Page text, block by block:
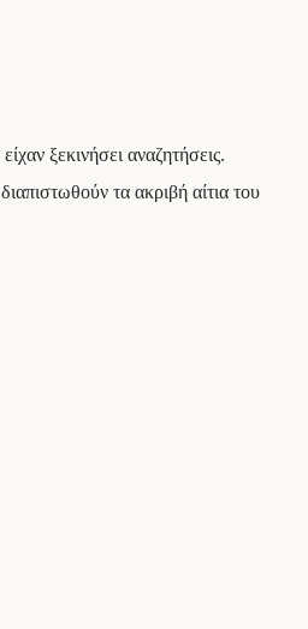
ξεκινήσει αναζητήσεις.
τα ακριβή αίτια του